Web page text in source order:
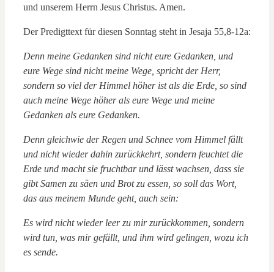
und unserem Herrn Jesus Christus. Amen.
Der Predigttext für diesen Sonntag steht in Jesaja 55,8-12a:
Denn meine Gedanken sind nicht eure Gedanken, und
eure Wege sind nicht meine Wege, spricht der Herr,
sondern so viel der Himmel höher ist als die Erde, so sind
auch meine Wege höher als eure Wege und meine
Gedanken als eure Gedanken.
Denn gleichwie der Regen und Schnee vom Himmel fällt
und nicht wieder dahin zurückkehrt, sondern feuchtet die
Erde und macht sie fruchtbar und lässt wachsen, dass sie
gibt Samen zu säen und Brot zu essen, so soll das Wort,
das aus meinem Munde geht, auch sein:
Es wird nicht wieder leer zu mir zurückkommen, sondern
wird tun, was mir gefällt, und ihm wird gelingen, wozu ich
es sende.